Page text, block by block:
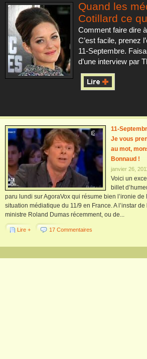
Quand les
Cotillard ce
Comment faire dire à
C’est facile, prenez
11-Septembre.
d’une interview par
11-
Je vous
au mot,
Bonnaud !
janvier 26,
Voici un
billet
paru lundi sur AgoraVox qui résume bien l’ironie de
situation médiatique du 11/9 en France. A l’instar de
ministre Roland Dumas récemment, ou de...
Lire + 17 Commentaires